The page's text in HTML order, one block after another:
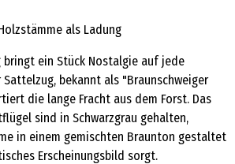
als Ladung
bringt ein Stück Nostalgie auf jede
bekannt als "Braunschweiger
die lange Fracht aus dem Forst. Das
sind in Schwarzgrau gehalten,
in einem gemischten Braunton gestaltet
Erscheinungsbild sorgt.